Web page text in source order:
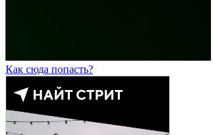
Как сюда попасть?